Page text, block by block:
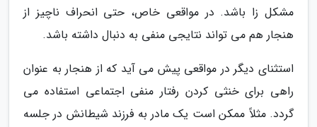
مشکل زا باشد. در مواقعی خاص، حتی انحراف ناچیز از
هنجار هم می تواند نتایجی منفی به دنبال داشته باشد.
استثنای دیگر در مواقعی پیش می آید که از هنجار به عنوان
راهی برای خنثی کردن رفتار منفی اجتماعی استفاده می
گردد. مثلاً ممکن است یک مادر به فرزند شیطانش در جلسه